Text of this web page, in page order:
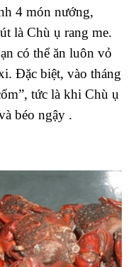
4 món nướng,
là Chù ụ rang me.
có thể ăn luôn vỏ
Đặc biệt, vào tháng
tức là khi Chù ụ
béo ngậy .